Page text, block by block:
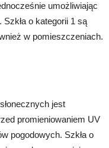
umożliwiając
o kategorii 1 są
w pomieszczeniach.
jest
promieniowaniem UV
pogodowych. Szkła o